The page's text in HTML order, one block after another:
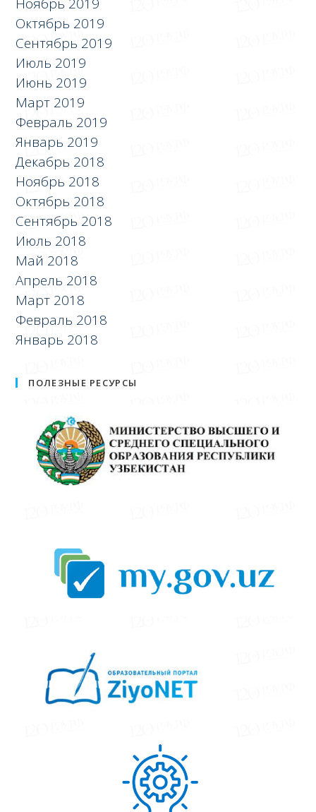
Октябрь 2019
Сентябрь 2019
Июль 2019
Июнь 2019
Март 2019
Февраль 2019
Январь 2019
Декабрь 2018
Ноябрь 2018
Октябрь 2018
Сентябрь 2018
Июль 2018
Май 2018
Апрель 2018
Март 2018
Февраль 2018
Январь 2018
ПОЛЕЗНЫЕ РЕСУРСЫ